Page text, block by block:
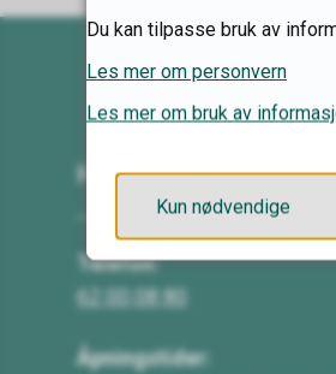
Kontakt oss
Telefon:
62 00 08 80
Åpningstider:
Du kan tilpasse bruk av
Les mer om personvern
Les mer om bruk av
Kun nødvendige